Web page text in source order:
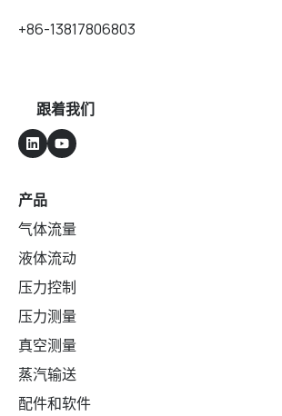
+86-13817806803
跟着我们
产品
气体流量
液体流动
压力控制
压力测量
真空测量
蒸汽输送
配件和软件